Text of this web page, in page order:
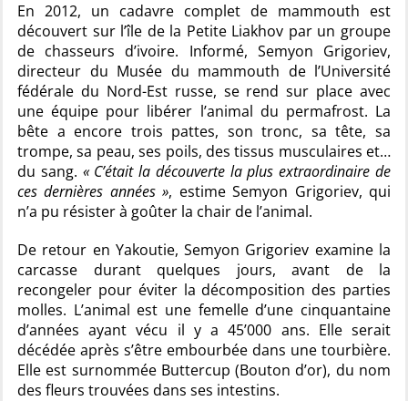
En 2012, un cadavre complet de mammouth est
découvert sur l’île de la Petite Liakhov par un groupe
de chasseurs d’ivoire. Informé, Semyon Grigoriev,
directeur du Musée du mammouth de l’Université
fédérale du Nord-Est russe, se rend sur place avec
une équipe pour libérer l’animal du permafrost. La
bête a encore trois pattes, son tronc, sa tête, sa
trompe, sa peau, ses poils, des tissus musculaires et…
du sang. « C’était la découverte la plus extraordinaire de
ces dernières années », estime Semyon Grigoriev, qui
n’a pu résister à goûter la chair de l’animal.
De retour en Yakoutie, Semyon Grigoriev examine la
carcasse durant quelques jours, avant de la
recongeler pour éviter la décomposition des parties
molles. L’animal est une femelle d’une cinquantaine
d’années ayant vécu il y a 45’000 ans. Elle serait
décédée après s’être embourbée dans une tourbière.
Elle est surnommée Buttercup (Bouton d’or), du nom
des fleurs trouvées dans ses intestins.